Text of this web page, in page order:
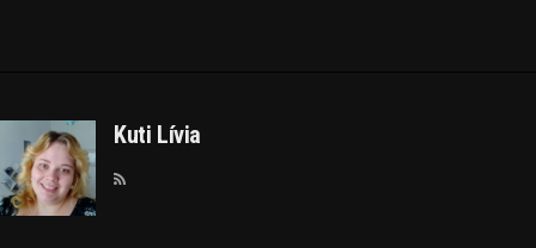
Kuti Lívia